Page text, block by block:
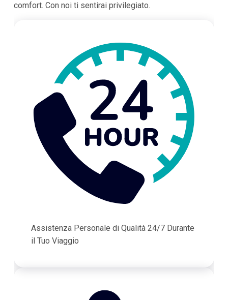
comfort. Con noi ti sentirai privilegiato.
Assistenza Personale di Qualità 24/7 Durante
il Tuo Viaggio